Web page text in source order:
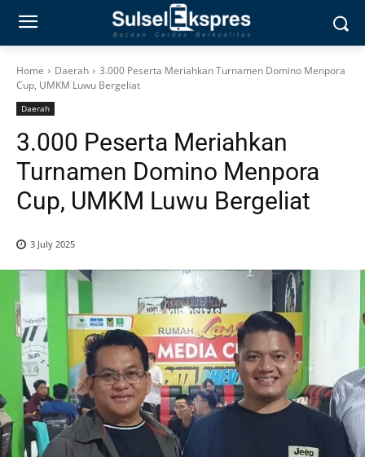
Home Daerah
3.000 Peserta Meriahkan Turnamen Domino Menpora
Cup, UMKM Luwu Bergeliat
Daerah
3.000 Peserta Meriahkan
Turnamen Domino Menpora
Cup, UMKM Luwu Bergeliat
3 July 2025